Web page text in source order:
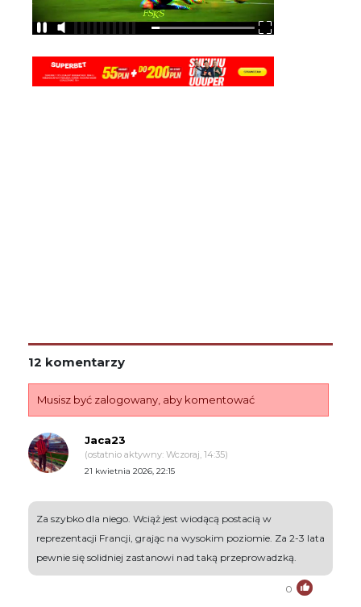
12 komentarzy
Musisz być zalogowany, aby komentować
Jaca23
(ostatnio aktywny: Wczoraj, 14:35)
21 kwietnia 2026, 22:15
Za szybko dla niego. Wciąż jest wiodącą postacią w
reprezentacji Francji, grając na wysokim poziomie. Za 2-3 lata
pewnie się solidniej zastanowi nad taką przeprowadzką.
0